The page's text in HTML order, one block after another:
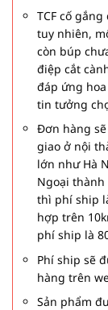
TCF cố
tuy nhiên,
còn búp
điệp cắt
đáp ứng
tin tưởng
Đơn hàng
giao ở nội
lớn như Hà
Ngoại
thì phí ship
hợp trên
phí ship là
Phí ship sẽ
hàng trên
Sản phẩm